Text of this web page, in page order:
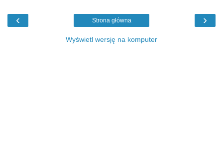
‹ ›
Strona główna
Wyświetl wersję na komputer